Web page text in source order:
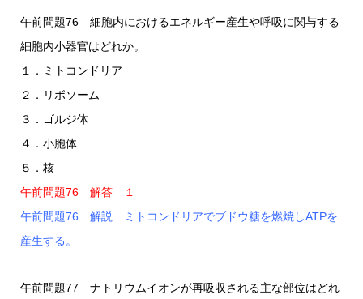
午前問題76 細胞内におけるエネルギー産生や呼吸に関与する
細胞内小器官はどれか。
１．ミトコンドリア
２．リボソーム
３．ゴルジ体
４．小胞体
５．核
午前問題76 解答 １
午前問題76 解説 ミトコンドリアでブドウ糖を燃焼しATPを
産生する。
午前問題77 ナトリウムイオンが再吸収される主な部位はどれ